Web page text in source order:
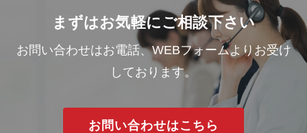
まずはお気軽にご相談下さい
お問い合わせはお電話、WEBフォームよりお受け
しております。
お問い合わせはこちら